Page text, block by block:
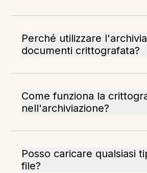
Perché utilizzare
documenti crittografata?
Come funziona la
nell'archiviazione?
Posso caricare qualsiasi
file?